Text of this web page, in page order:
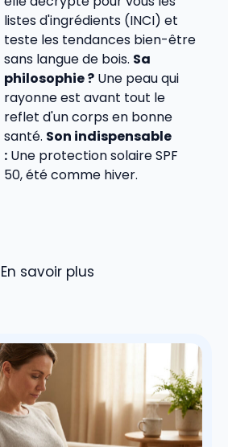
listes d'ingrédients (INCI) et
teste les tendances bien-être
sans langue de bois. Sa
philosophie ? Une peau qui
rayonne est avant tout le
reflet d'un corps en bonne
santé. Son indispensable
: Une protection solaire SPF
50, été comme hiver.
En savoir plus